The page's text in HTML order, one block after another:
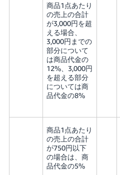
商品1点あたり
の売上の合計
が3,000円を超
える場合、
3,000円までの
部分について
は商品代金の
12%、3,000円
を超える部分
については商
品代金の8%
商品1点あたり
の売上の合計
が750円以下
の場合は、商
品代金の5%